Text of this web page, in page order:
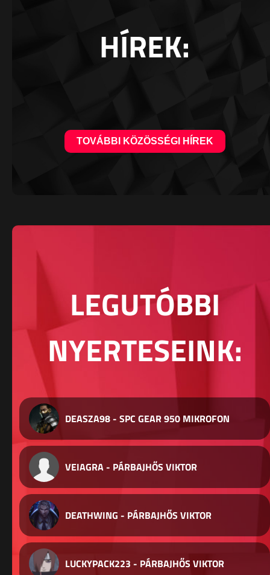
HÍREK:
TOVÁBBI KÖZÖSSÉGI HÍREK
LEGUTÓBBI
NYERTESEINK:
DEASZA98 - SPC GEAR 950 MIKROFON
VEIAGRA - PÁRBAJHŐS VIKTOR
DEATHWING - PÁRBAJHŐS VIKTOR
LUCKYPACK223 - PÁRBAJHŐS VIKTOR